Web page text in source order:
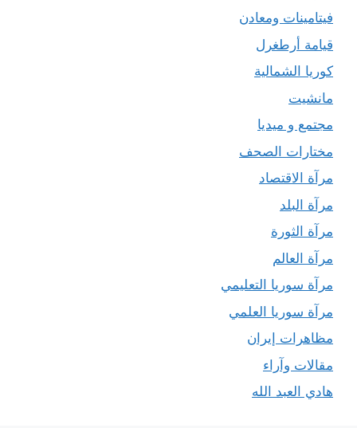
فيتامينات ومعادن
قيامة أرطغرل
كوريا الشمالية
مانشيت
مجتمع و ميديا
مختارات الصحف
مرآة الاقتصاد
مرآة البلد
مرآة الثورة
مرآة العالم
مرآة سوريا التعليمي
مرآة سوريا العلمي
مظاهرات إيران
مقالات وآراء
هادي العبد الله